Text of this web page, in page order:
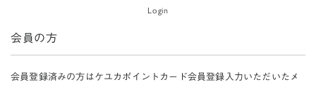
Login
会員の方
会員登録済みの方はケユカポイントカード会員登録入力いただいたメ